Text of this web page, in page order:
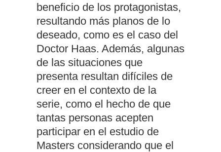
beneficio de los protagonistas,
resultando más planos de lo
deseado, como es el caso del
Doctor Haas. Además, algunas
de las situaciones que
presenta resultan difíciles de
creer en el contexto de la
serie, como el hecho de que
tantas personas acepten
participar en el estudio de
Masters considerando que el